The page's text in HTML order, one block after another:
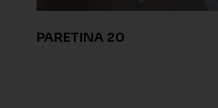
PARETINA 20